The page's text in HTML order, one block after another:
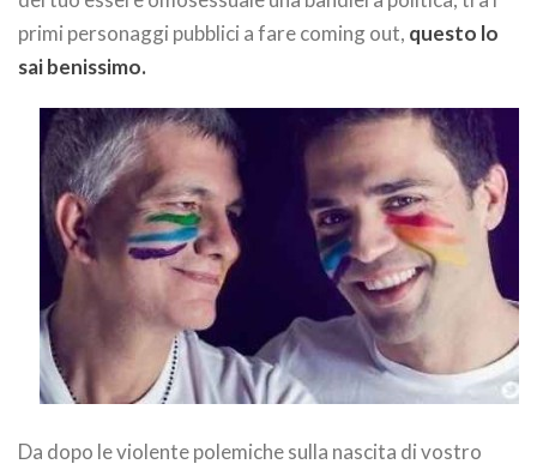
primi personaggi pubblici a fare coming out, questo lo
sai benissimo.
Da dopo le violente polemiche sulla nascita di vostro